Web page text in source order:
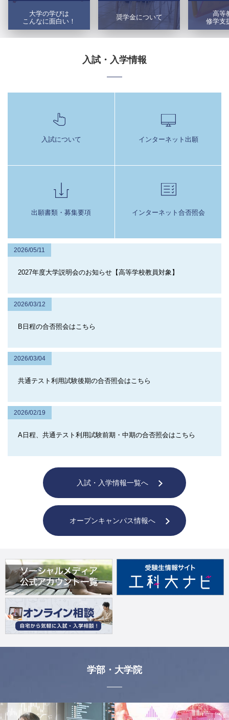
大学の学びは
こんなに面白い！
奨学金について
高等
修学支
入試・入学情報
入試について インターネット出願
出願書類・募集要項 インターネット合否照会
2026/05/11
2027年度大学説明会のお知らせ【高等学校教員対象】
2026/03/12
B日程の合否照会はこちら
2026/03/04
共通テスト利用試験後期の合否照会はこちら
2026/02/19
A日程、共通テスト利用試験前期・中期の合否照会はこちら
入試・入学情報一覧へ
オープンキャンパス情報へ
学部・大学院